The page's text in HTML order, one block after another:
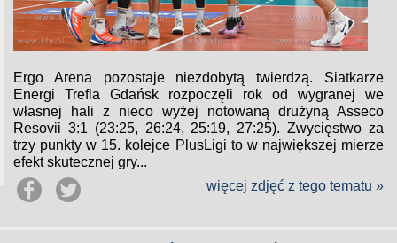
Ergo Arena pozostaje niezdobytą twierdzą. Siatkarze
Energi Trefla Gdańsk rozpoczęli rok od wygranej we
własnej hali z nieco wyżej notowaną drużyną Asseco
Resovii 3:1 (23:25, 26:24, 25:19, 27:25). Zwycięstwo za
trzy punkty w 15. kolejce PlusLigi to w największej mierze
efekt skutecznej gry...
więcej zdjęć z tego tematu »